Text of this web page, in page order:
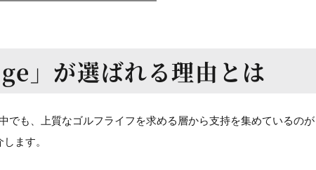
」が選ばれる理由とは
でも、上質なゴルフライフを求める層から支持を集めているの
ます。